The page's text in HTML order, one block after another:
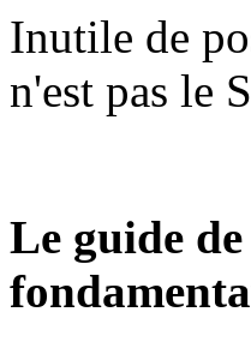
Inutile de
n'est pas le
Le guide